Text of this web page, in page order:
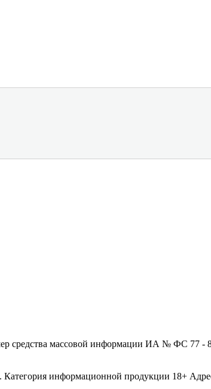
массовой информации ИА № ФС 77 -
информационной продукции 18+